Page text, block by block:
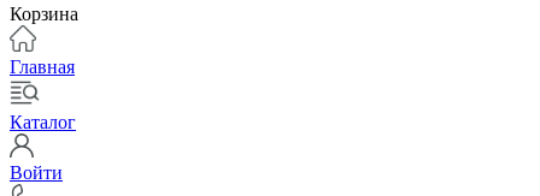
Корзина
Главная
Каталог
Войти